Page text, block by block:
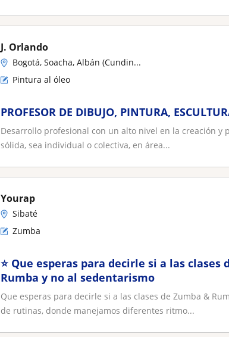
J. Orlando
Bogotá, Soacha, Albán (Cundin...
Pintura al óleo
PROFESOR DE DIBUJO, PINTURA,
Desarrollo profesional con un alto nivel en la creación
sólida, sea individual o colectiva, en área...
Yourap
Sibaté
Zumba
⭐️ Que esperas para decirle si a las clases
Rumba y no al sedentarismo
Que esperas para decirle si a las clases de Zumba &
de rutinas, donde manejamos diferentes ritmo...